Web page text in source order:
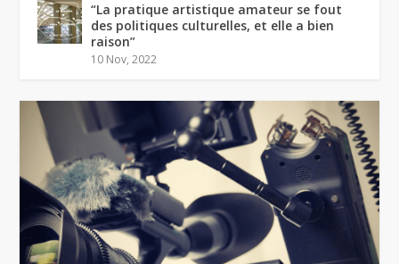
“La pratique artistique amateur se fout
des politiques culturelles, et elle a bien
raison”
10 Nov, 2022